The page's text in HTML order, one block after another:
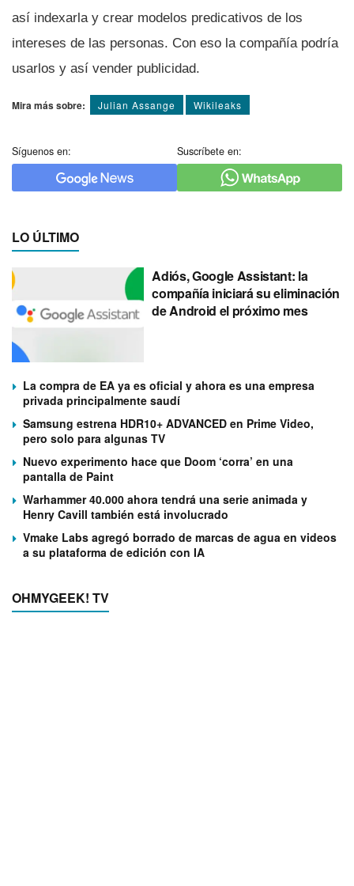
así­ indexarla y crear modelos predicativos de los
intereses de las personas. Con eso la compañí­a podrí­a
usarlos y así­ vender publicidad.
Mira más sobre: Julian Assange Wikileaks
Síguenos en: Suscríbete en:
LO ÚLTIMO
Adiós, Google Assistant: la
compañía iniciará su eliminación
de Android el próximo mes
La compra de EA ya es oficial y ahora es una empresa
privada principalmente saudí
Samsung estrena HDR10+ ADVANCED en Prime Video,
pero solo para algunas TV
Nuevo experimento hace que Doom ‘corra’ en una
pantalla de Paint
Warhammer 40.000 ahora tendrá una serie animada y
Henry Cavill también está involucrado
Vmake Labs agregó borrado de marcas de agua en videos
a su plataforma de edición con IA
OHMYGEEK! TV